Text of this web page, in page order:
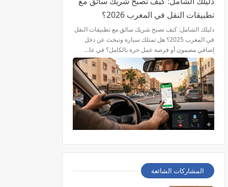
تطبيقات النقل في المغرب 2026؟
دليلك الشامل: كيف تصبح شريك سائق مع تطبيقات النقل
في المغرب 2025؟ هل تمتلك سيارة وتبحث عن دخل
إضافي مضمون أو فرصة عمل حرة بالكامل؟ في عا…
المشاركات الشائعة